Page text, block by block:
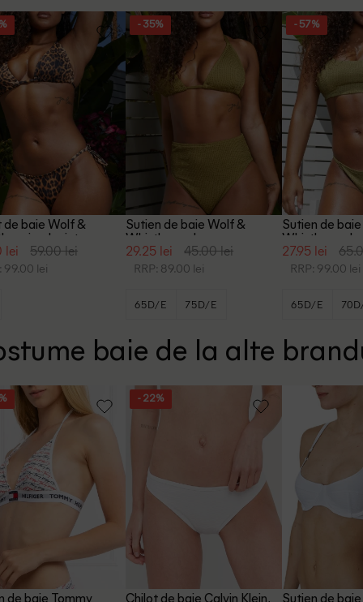
de baie Wolf &
animal print
lei 59.00 lei
99.00 lei
- 35%
Sutien de baie Wolf &
Whistle, verde
29.25 lei 45.00 lei
RRP: 89.00 lei
65D/E 75D/E
- 57%
Sutien de
Whistle, verde
27.95 lei
RRP: 99.00 lei
65D/E
baie de la alte
- 22%